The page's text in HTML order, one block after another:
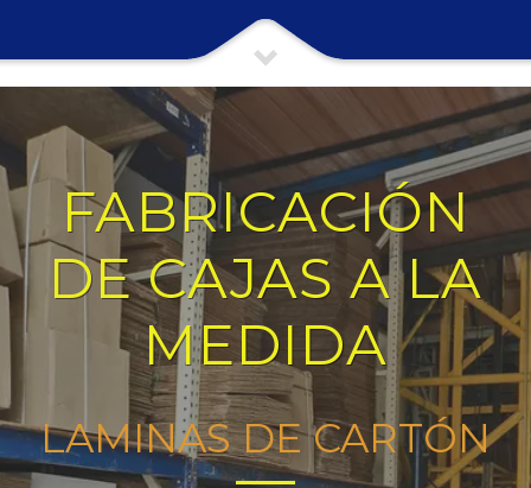
FABRICACIÓN
DE CAJAS A LA
MEDIDA
LAMINAS DE CARTÓN